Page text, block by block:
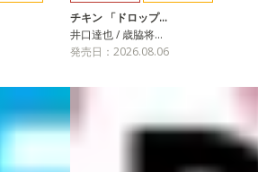
チキン 「ドロップ…
井口達也 / 歳脇将…
発売日：2026.08.06